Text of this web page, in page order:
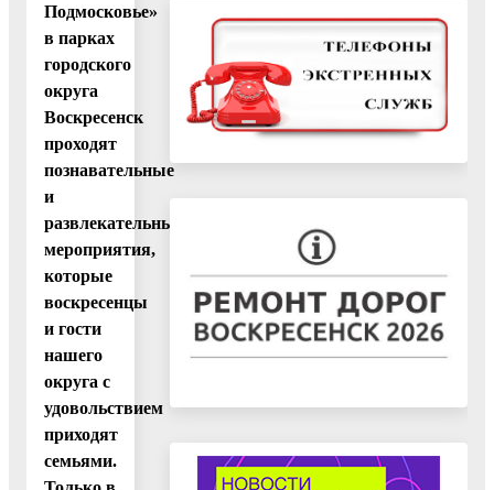
Подмосковье»
в парках
городского
округа
Воскресенск
проходят
познавательные
и
развлекательные
мероприятия,
которые
воскресенцы
и гости
нашего
округа с
удовольствием
приходят
семьями.